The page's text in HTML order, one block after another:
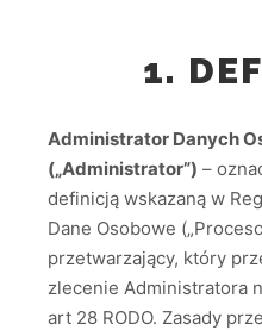
1.
Administrator Danych
(„Administrator”) –
definicją wskazaną w
Dane Osobowe
przetwarzający, który
zlecenie Administratora
art 28 RODO. Zasady